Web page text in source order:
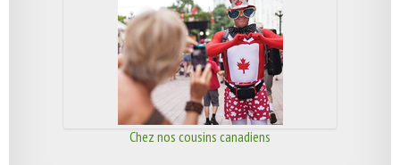
Chez nos cousins canadiens